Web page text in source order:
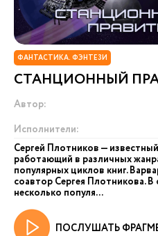
ФАНТАСТИКА. ФЭНТЕЗИ
СТАНЦИОННЫЙ
Автор:
Исполнители:
Сергей Плотников —
работающий в различных
популярных циклов книг.
соавтор Сергея Плотникова.
несколько популя...
ПОСЛУШАТЬ